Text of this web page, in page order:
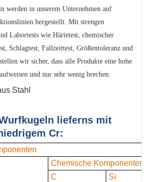
werden in unserem Unternehmen auf
hergestellt. Mit strengen
Labortests wie Härtetest, chemischer
Schlagtest, Fallzeittest, Größentoleranz und
wir sicher, dass alle Produkte eine hohe
und nur sehr wenig brechen.
lieferns mit
Cr:
Chemische Komponenten
C
Si